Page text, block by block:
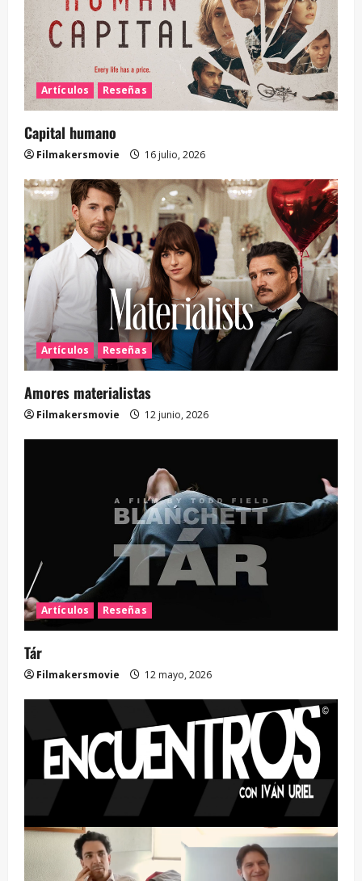
Artículos Reseñas
Capital humano
Filmakersmovie 16 julio, 2026
Artículos Reseñas
Amores materialistas
Filmakersmovie 12 junio, 2026
Artículos Reseñas
Tár
Filmakersmovie 12 mayo, 2026